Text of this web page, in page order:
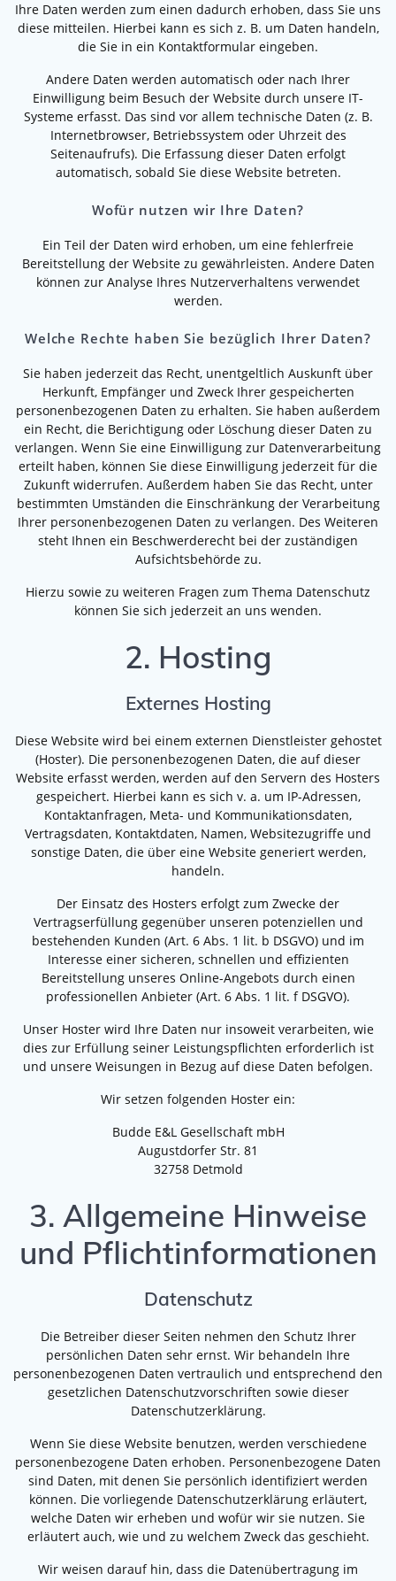
Ihre Daten werden zum einen dadurch erhoben, dass Sie uns
diese mitteilen. Hierbei kann es sich z. B. um Daten handeln,
die Sie in ein Kontaktformular eingeben.
Andere Daten werden automatisch oder nach Ihrer
Einwilligung beim Besuch der Website durch unsere IT-
Systeme erfasst. Das sind vor allem technische Daten (z. B.
Internetbrowser, Betriebssystem oder Uhrzeit des
Seitenaufrufs). Die Erfassung dieser Daten erfolgt
automatisch, sobald Sie diese Website betreten.
Wofür nutzen wir Ihre Daten?
Ein Teil der Daten wird erhoben, um eine fehlerfreie
Bereitstellung der Website zu gewährleisten. Andere Daten
können zur Analyse Ihres Nutzerverhaltens verwendet
werden.
Welche Rechte haben Sie bezüglich Ihrer Daten?
Sie haben jederzeit das Recht, unentgeltlich Auskunft über
Herkunft, Empfänger und Zweck Ihrer gespeicherten
personenbezogenen Daten zu erhalten. Sie haben außerdem
ein Recht, die Berichtigung oder Löschung dieser Daten zu
verlangen. Wenn Sie eine Einwilligung zur Datenverarbeitung
erteilt haben, können Sie diese Einwilligung jederzeit für die
Zukunft widerrufen. Außerdem haben Sie das Recht, unter
bestimmten Umständen die Einschränkung der Verarbeitung
Ihrer personenbezogenen Daten zu verlangen. Des Weiteren
steht Ihnen ein Beschwerderecht bei der zuständigen
Aufsichtsbehörde zu.
Hierzu sowie zu weiteren Fragen zum Thema Datenschutz
können Sie sich jederzeit an uns wenden.
2. Hosting
Externes Hosting
Diese Website wird bei einem externen Dienstleister gehostet
(Hoster). Die personenbezogenen Daten, die auf dieser
Website erfasst werden, werden auf den Servern des Hosters
gespeichert. Hierbei kann es sich v. a. um IP-Adressen,
Kontaktanfragen, Meta- und Kommunikationsdaten,
Vertragsdaten, Kontaktdaten, Namen, Websitezugriffe und
sonstige Daten, die über eine Website generiert werden,
handeln.
Der Einsatz des Hosters erfolgt zum Zwecke der
Vertragserfüllung gegenüber unseren potenziellen und
bestehenden Kunden (Art. 6 Abs. 1 lit. b DSGVO) und im
Interesse einer sicheren, schnellen und effizienten
Bereitstellung unseres Online-Angebots durch einen
professionellen Anbieter (Art. 6 Abs. 1 lit. f DSGVO).
Unser Hoster wird Ihre Daten nur insoweit verarbeiten, wie
dies zur Erfüllung seiner Leistungspflichten erforderlich ist
und unsere Weisungen in Bezug auf diese Daten befolgen.
Wir setzen folgenden Hoster ein:
Budde E&L Gesellschaft mbH
Augustdorfer Str. 81
32758 Detmold
3. Allgemeine Hinweise
und Pflicht­informationen
Datenschutz
Die Betreiber dieser Seiten nehmen den Schutz Ihrer
persönlichen Daten sehr ernst. Wir behandeln Ihre
personenbezogenen Daten vertraulich und entsprechend den
gesetzlichen Datenschutzvorschriften sowie dieser
Datenschutzerklärung.
Wenn Sie diese Website benutzen, werden verschiedene
personenbezogene Daten erhoben. Personenbezogene Daten
sind Daten, mit denen Sie persönlich identifiziert werden
können. Die vorliegende Datenschutzerklärung erläutert,
welche Daten wir erheben und wofür wir sie nutzen. Sie
erläutert auch, wie und zu welchem Zweck das geschieht.
Wir weisen darauf hin, dass die Datenübertragung im